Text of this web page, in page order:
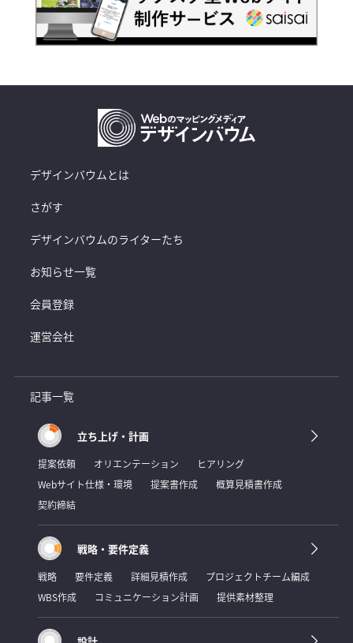
デザインバウムとは
さがす
デザインバウムのライターたち
お知らせ一覧
会員登録
運営会社
記事一覧
立ち上げ・計画
提案依頼 オリエンテーション
ヒアリング
Webサイト仕様・環境
提案書作成
概算見積書作成
契約締結
戦略・要件定義
戦略 要件定義 詳細見積作成
プロジェクトチーム編成
WBS作成
コミュニケーション計画 提供素材整理